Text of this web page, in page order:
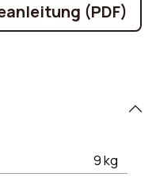
(PDF)
9 kg